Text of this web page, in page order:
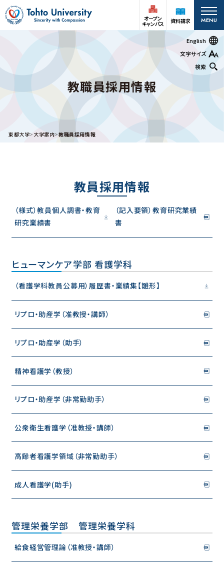
English
文字サイズ
検索
オープン
キャンパス 資料請求
アクセス お問い合わせ
保護者の方
大学案内
基本情報
情報公開
大学ガイド
東都大学の取り組み
ヒューマンケア学部 看護学科
就職
地域貢献・研究活動
幕張キャンパス
幕張ヒューマンケア学部 看護学科
幕張ヒューマンケア学部 理学療法学科
幕張ヒューマンケア学部 健康科学科
就職
地域貢献・研究活動
図書館
沼津キャンパスTOP
沼津ヒューマンケア学部 看護学科
地域貢献・研究活動
サイトマップこのサイトについて
MENU
東都大学 大学案内 教職員採用情報
教職員採用情報
教員採用情報
（様式）教員個人調書・教育
研究業績書
（記入要領）教育研究業績
書
ヒューマンケア学部 看護学科
（看護学科教員公募用）履歴書・業績集【雛形】
リプロ・助産学（准教授・講師）
リプロ・助産学（助手）
精神看護学（教授）
リプロ・助産学（非常勤助手）
公衆衛生看護学（准教授・講師）
高齢者看護学領域（非常勤助手）
成人看護学(助手)
管理栄養学部 管理栄養学科
給食経営管理論（准教授・講師）